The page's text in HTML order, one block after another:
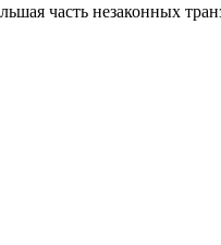
часть незаконных